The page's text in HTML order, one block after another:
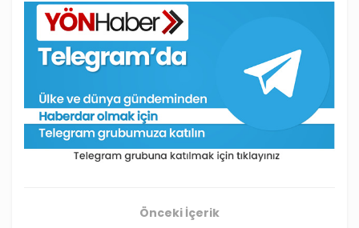
Önceki İçerik